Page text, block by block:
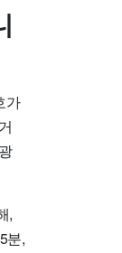
가
,
분,